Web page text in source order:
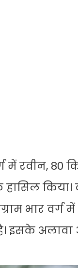
में रवीन, 80
भार वर्ग
अलावा